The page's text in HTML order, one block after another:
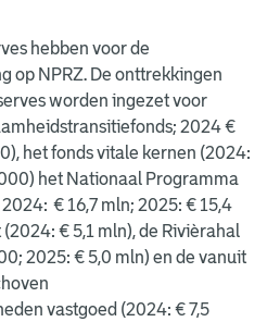
hebben voor de
op NPRZ. De onttrekkingen
worden ingezet voor
2024 €
het fonds vitale kernen (2024:
het Nationaal Programma
€ 16,7 mln; 2025: € 15,4
€ 5,1 mln), de Rivièrahal
2025: € 5,0 mln) en de vanuit
vastgoed (2024: € 7,5